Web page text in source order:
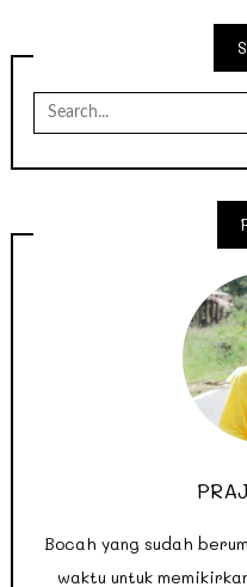
Search
for:
Bocah yang sudah
waktu untuk